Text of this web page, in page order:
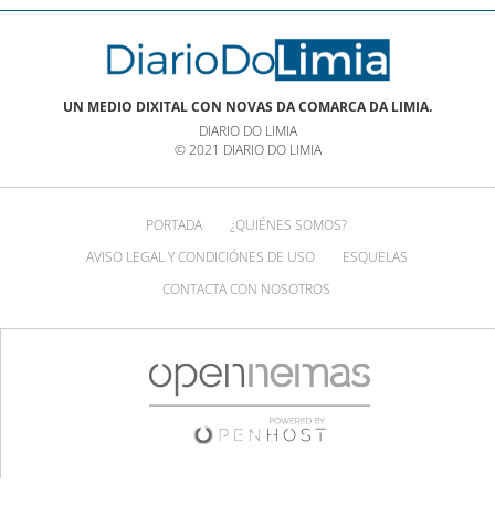
UN MEDIO DIXITAL CON NOVAS DA COMARCA DA LIMIA.
DIARIO DO LIMIA
© 2021 DIARIO DO LIMIA
PORTADA
¿QUIÉNES SOMOS?
AVISO LEGAL Y CONDICIÓNES DE USO
ESQUELAS
CONTACTA CON NOSOTROS